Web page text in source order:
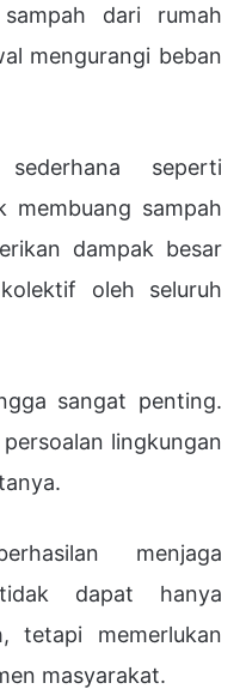
dari rumah
mengurangi beban
seperti
membuang sampah
dampak besar
oleh seluruh
sangat penting.
lingkungan
menjaga
dapat hanya
tetapi memerlukan
masyarakat.